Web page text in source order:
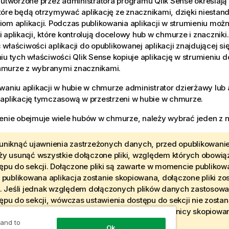
będą otrzymywać aplikację ze znacznikami, dzięki
aplikacji. Podczas publikowania aplikacji w strumieniu
aplikacji, które kontrolują docelowy hub w chmurze i
właściwości aplikacji do opublikowanej aplikacji znajdującej
tych właściwości Qlik Sensekopiuje aplikację w strumieniu
z wybranymi znacznikami.
aplikacji w hubie w chmurze administrator dzierżawy lub
tymczasową w przestrzeni w hubie w chmurze.
obejmuje wiele hubów w chmurze, należy wybrać jeden z
ujawnienia zastrzeżonych danych, przed
usunąć wszystkie dołączone pliki, względem których
do sekcji. Dołączone pliki są zawarte w momencie
aplikacja zostanie skopiowana, dołączone pliki
Jeśli jednak względem dołączonych plików danych
do sekcji, wówczas ustawienia dostępu do sekcji nie
skopiowania plików, dzięki czemu użytkownicy
wszystkie dane w dołączonych plikach.
to